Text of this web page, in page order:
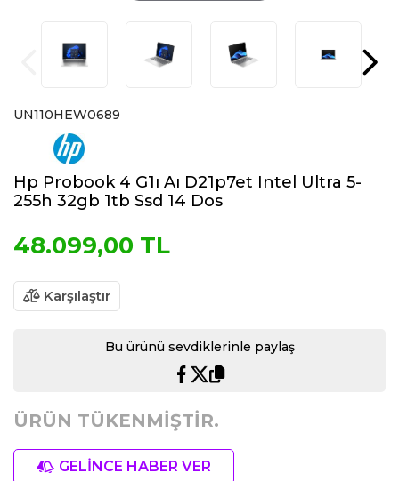
UN110HEW0689
Hp Probook 4 G1ı Aı D21p7et Intel Ultra 5-
255h 32gb 1tb Ssd 14 Dos
48.099,00 TL
Karşılaştır
Bu ürünü sevdiklerinle paylaş
ÜRÜN TÜKENMİŞTİR.
GELİNCE HABER VER